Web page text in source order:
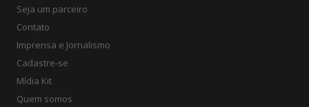
Seja um parceiro
Contato
Imprensa e Jornalismo
Cadastre-se
Mídia Kit
Quem somos